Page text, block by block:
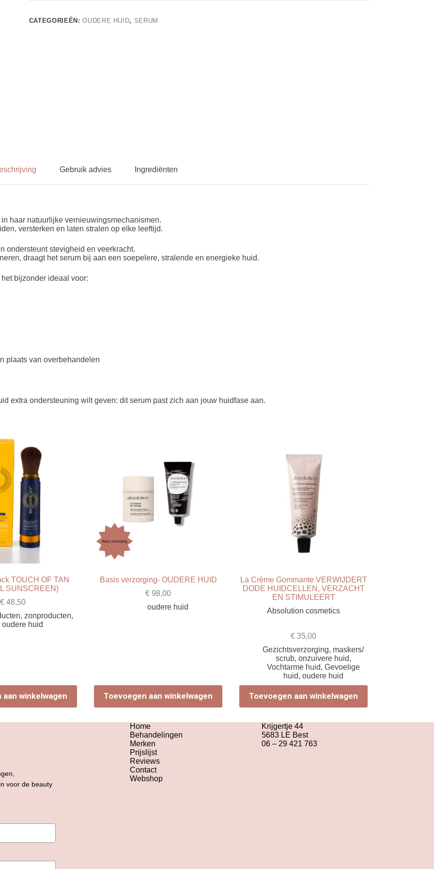
VEERKRACHT,
CATEGORIEËN:OUDERE HUID, SERUM
Gebruik advies Ingrediënten
haar natuurlijke vernieuwingsmechanismen.
versterken en laten stralen op elke leeftijd.
ondersteunt stevigheid en veerkracht.
draagt het serum bij aan een soepelere, stralende en energieke huid.
het bijzonder ideaal voor:
plaats van overbehandelen
extra ondersteuning wilt geven: dit serum past zich aan jouw huidfase aan.
TOUCH OF TAN
SUNSCREEN)
€ 48,50
, zonproducten,
oudere huid
aan winkelwagen
Basis verzorging- OUDERE HUID
€ 98,00
oudere huid
Toevoegen aan winkelwagen
La Crème Gommante VERWIJDERT
DODE HUIDCELLEN, VERZACHT
EN STIMULEERT
Absolution cosmetics
€ 35,00
Gezichtsverzorging, maskers/
scrub, onzuivere huid,
Vochtarme huid, Gevoelige
huid, oudere huid
Toevoegen aan winkelwagen
voor de beauty
Home
Behandelingen
Merken
Prijslijst
Reviews
Contact
Webshop
Krijgertje 44
5683 LE Best
06 – 29 421 763